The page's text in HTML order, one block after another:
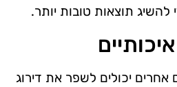
תוצאות טובות יותר.
אחרים יכולים לשפר את דירוג